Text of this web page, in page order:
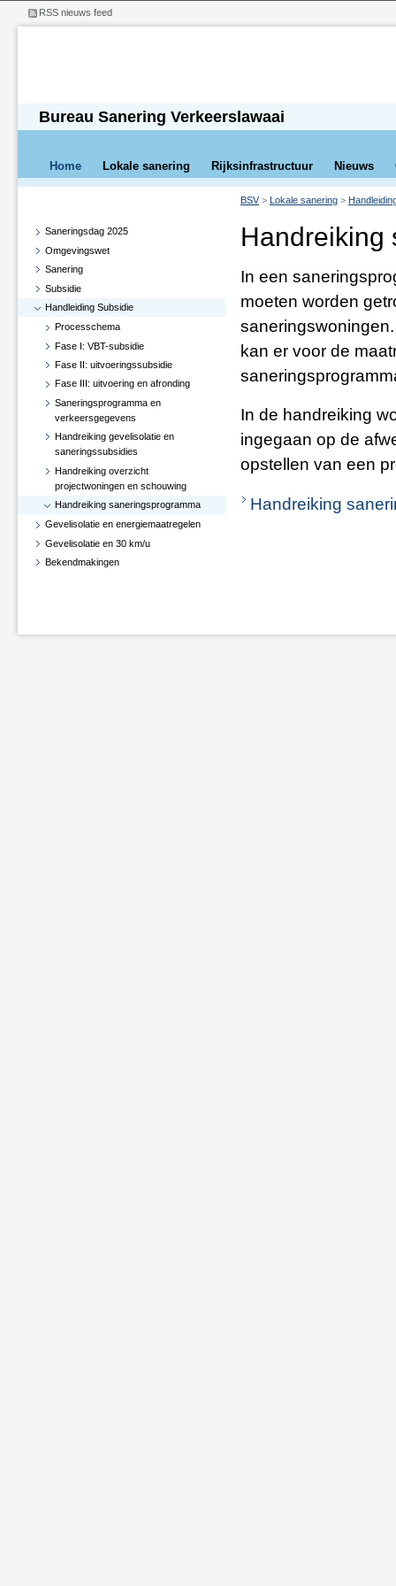
Bureau Sanering Verkeerslawaai
Home Lokale sanering Rijksinfrastructuur Nieuws
BSV> Lokale sanering >
Handreiking
In een
moeten worden
kan er voor de
In de handreiking
ingegaan op de
opstellen van een
Handreiking
Saneringsdag 2025
Omgevingswet
Sanering
Subsidie
Handleiding Subsidie
Processchema
Fase I: VBT-subsidie
Fase II: uitvoeringssubsidie
Fase III: uitvoering en afronding
Saneringsprogramma en
verkeersgegevens
Handreiking gevelisolatie en
saneringssubsidies
Handreiking overzicht
projectwoningen en schouwing
Handreiking saneringsprogramma
Gevelisolatie en energiemaatregelen
Gevelisolatie en 30 km/u
Bekendmakingen
RSS nieuws feed